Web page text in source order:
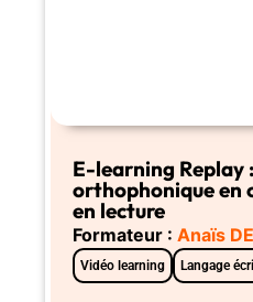
E-learning Replay
orthophonique en
en lecture
Formateur :Anaïs
Vidéo learning Langage